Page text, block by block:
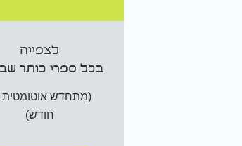
לצפייה
בכל ספרי כותר
(מתחדש אוטומטית
חודש)